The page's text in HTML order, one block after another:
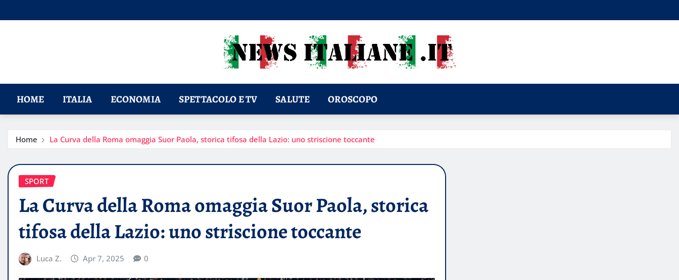
to
HOME ITALIA ECONOMIA SPETTACOLO E TV SALUTE OROSCOPO
Home La Curva della Roma omaggia Suor Paola, storica tifosa della Lazio: uno striscione toccante
SPORT
La Curva della Roma omaggia Suor Paola, storica
tifosa della Lazio: uno striscione toccante
Luca Z. Apr 7, 2025 0